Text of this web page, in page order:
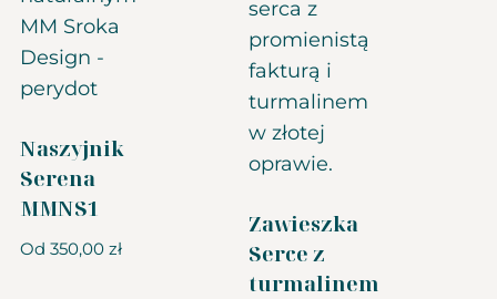
Naszyjnik
Serena
MMNS1
Od 350,00 zł
Zawieszka
Serce z
turmalinem